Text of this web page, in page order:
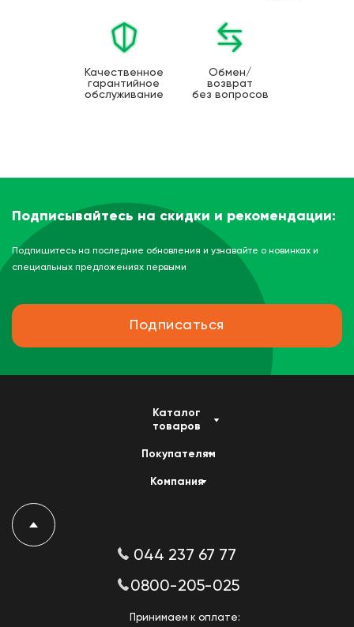
Качественное
гарантийное
обслуживание
Обмен/
возврат
без вопросов
Подписывайтесь на скидки и рекомендации:
Подпишитесь на последние обновления и узнавайте о новинках и
специальных предложениях первыми
Подписаться
Каталог
товаров
Покупателям
Компания
044 237 67 77
0800-205-025
Принимаем к оплате: